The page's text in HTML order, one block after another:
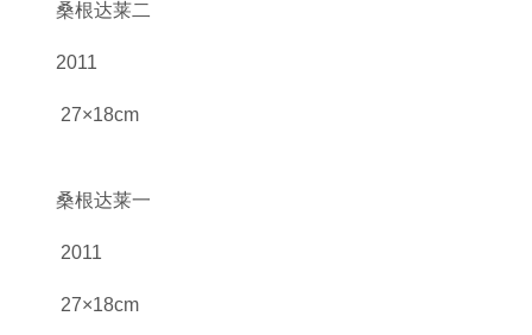
桑根达莱二
2011
27×18cm
桑根达莱一
2011
27×18cm